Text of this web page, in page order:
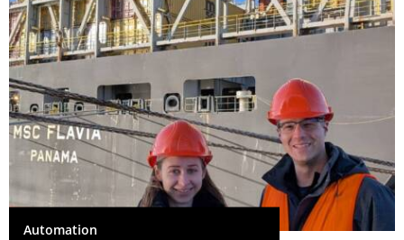
Automation